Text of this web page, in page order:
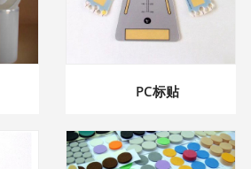
PC标贴